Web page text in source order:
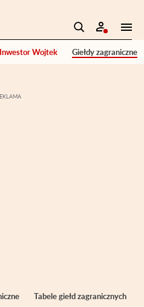
Inwestor Wojtek Giełdy zagraniczne
Tabele giełd zagranicznych